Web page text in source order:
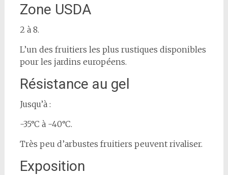
Zone USDA
2 à 8.
L’un des fruitiers les plus rustiques disponibles
pour les jardins européens.
Résistance au gel
Jusqu’à :
-35°C à -40°C.
Très peu d’arbustes fruitiers peuvent rivaliser.
Exposition